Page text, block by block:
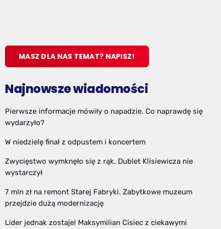
MASZ DLA NAS TEMAT? NAPISZ!
Najnowsze wiadomości
Pierwsze informacje mówiły o napadzie. Co naprawdę się
wydarzyło?
W niedzielę finał z odpustem i koncertem
Zwycięstwo wymknęło się z rąk. Dublet Klisiewicza nie
wystarczył
7 mln zł na remont Starej Fabryki. Zabytkowe muzeum
przejdzie dużą modernizację
Lider jednak zostaje! Maksymilian Cisiec z ciekawymi